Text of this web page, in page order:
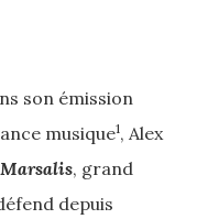
son émission
musique1, Alex
, grand
depuis